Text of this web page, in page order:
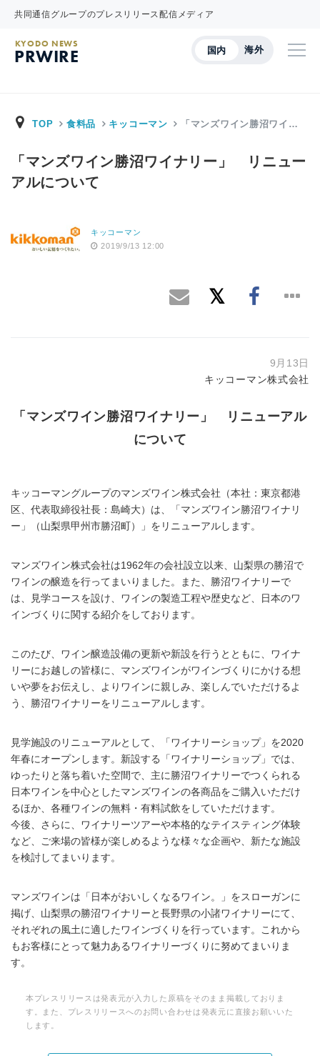
共同通信グループのプレスリリース配信メディア
国内 海外
KYODO NEWS
PRWIRE
TOP 食料品 キッコーマン 「マンズワイン勝沼ワイ…
「マンズワイン勝沼ワイナリー」 リニュー
アルについて
キッコーマン
2019/9/13 12:00
9月13日
キッコーマン株式会社
「マンズワイン勝沼ワイナリー」 リニューアル
について
キッコーマングループのマンズワイン株式会社（本社：東京都港
区、代表取締役社長：島崎大）は、「マンズワイン勝沼ワイナリ
ー」（山梨県甲州市勝沼町）」をリニューアルします。
マンズワイン株式会社は1962年の会社設立以来、山梨県の勝沼で
ワインの醸造を行ってまいりました。また、勝沼ワイナリーで
は、見学コースを設け、ワインの製造工程や歴史など、日本のワ
インづくりに関する紹介をしております。
このたび、ワイン醸造設備の更新や新設を行うとともに、ワイナ
リーにお越しの皆様に、マンズワインがワインづくりにかける想
いや夢をお伝えし、よりワインに親しみ、楽しんでいただけるよ
う、勝沼ワイナリーをリニューアルします。
見学施設のリニューアルとして、「ワイナリーショップ」を2020
年春にオープンします。新設する「ワイナリーショップ」では、
ゆったりと落ち着いた空間で、主に勝沼ワイナリーでつくられる
日本ワインを中心としたマンズワインの各商品をご購入いただけ
るほか、各種ワインの無料・有料試飲をしていただけます。
今後、さらに、ワイナリーツアーや本格的なテイスティング体験
など、ご来場の皆様が楽しめるような様々な企画や、新たな施設
を検討してまいります。
マンズワインは「日本がおいしくなるワイン。」をスローガンに
掲げ、山梨県の勝沼ワイナリーと長野県の小諸ワイナリーにて、
それぞれの風土に適したワインづくりを行っています。これから
もお客様にとって魅力あるワイナリーづくりに努めてまいりま
す。
本プレスリリースは発表元が入力した原稿をそのまま掲載しておりま
す。また、プレスリリースへのお問い合わせは発表元に直接お願いいた
します。